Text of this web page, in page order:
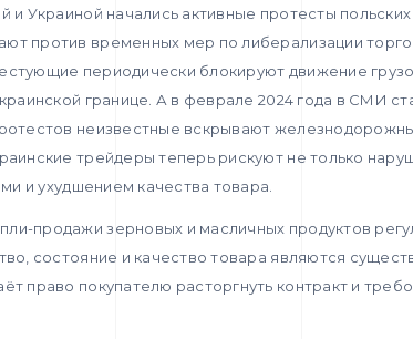
Украиной начались активные протесты польских
против временных мер по либерализации
периодически блокируют движение
границе. А в феврале 2024 года в СМИ
неизвестные вскрывают
трейдеры теперь рискуют не только
и ухудшением качества товара.
продажи зерновых и масличных продуктов
состояние и качество товара являются
право покупателю расторгнуть контракт и